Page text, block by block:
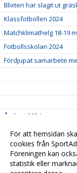
Blixten har slagit ut
Klassfotbollen 2024
Matchklimathelg 18-19
Fotbollsskolan 2024
Fördjupat samarbete
Årskort 2024
Seniormatcher v.11
Kommande matcher
Välkommen till
För att hemsidan
cookies från
Föreningen kan
statistik eller